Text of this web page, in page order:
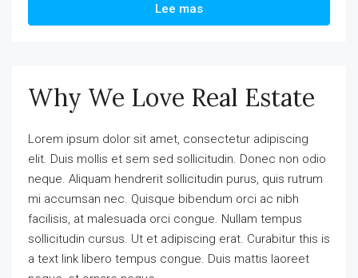
Lee mas
Why We Love Real Estate
Lorem ipsum dolor sit amet, consectetur adipiscing
elit. Duis mollis et sem sed sollicitudin. Donec non odio
neque. Aliquam hendrerit sollicitudin purus, quis rutrum
mi accumsan nec. Quisque bibendum orci ac nibh
facilisis, at malesuada orci congue. Nullam tempus
sollicitudin cursus. Ut et adipiscing erat. Curabitur this is
a text link libero tempus congue. Duis mattis laoreet